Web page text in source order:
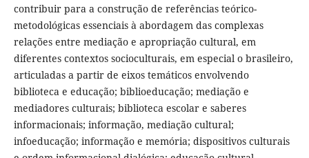
contribuir para a construção de referências teórico-
metodológicas essenciais à abordagem das complexas
relações entre mediação e apropriação cultural, em
diferentes contextos socioculturais, em especial o brasileiro,
articuladas a partir de eixos temáticos envolvendo
biblioteca e educação; biblioeducação; mediação e
mediadores culturais; biblioteca escolar e saberes
informacionais; informação, mediação cultural;
infoeducação; informação e memória; dispositivos culturais